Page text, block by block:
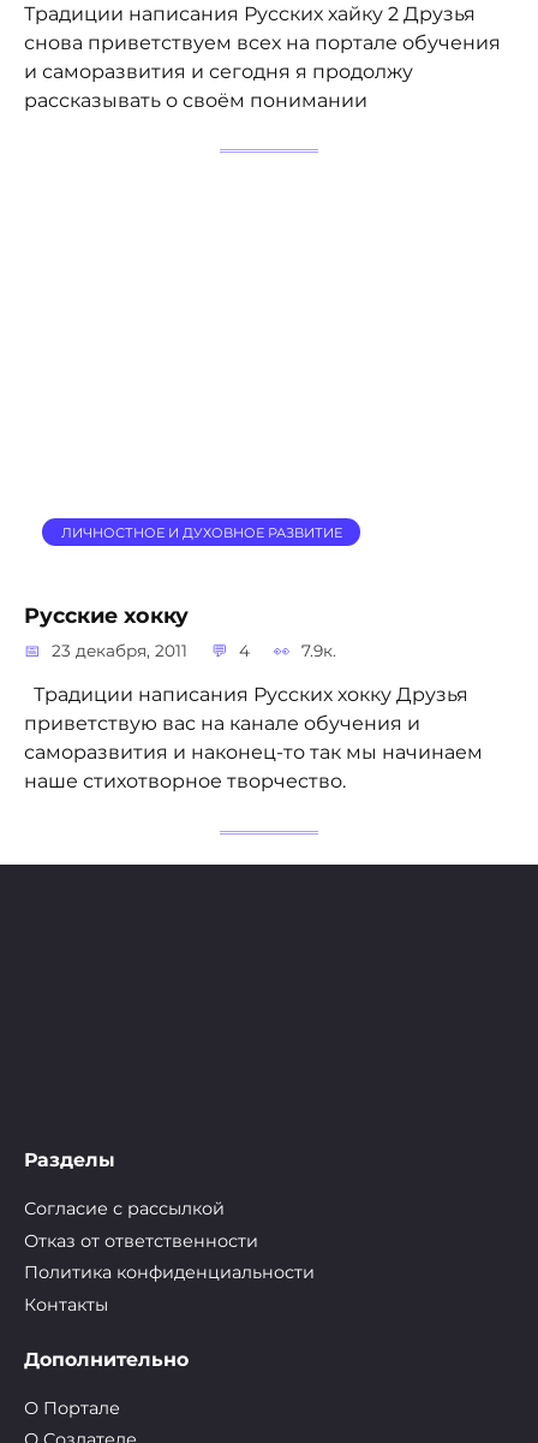
Традиции написания Русских хайку 2 Друзья
снова приветствуем всех на портале обучения
и саморазвития и сегодня я продолжу
рассказывать о своём понимании
ЛИЧНОСТНОЕ И ДУХОВНОЕ РАЗВИТИЕ
Русские хокку
23 декабря, 2011 4 7.9к.
Традиции написания Русских хокку Друзья
приветствую вас на канале обучения и
саморазвития и наконец-то так мы начинаем
наше стихотворное творчество.
Разделы
Согласие с рассылкой
Отказ от ответственности
Политика конфиденциальности
Контакты
Дополнительно
О Портале